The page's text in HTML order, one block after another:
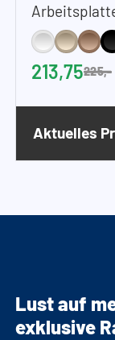
1x
60x61x37
(BxHxT)
213,75225,-
Aktuelles
Lust auf
exklusive